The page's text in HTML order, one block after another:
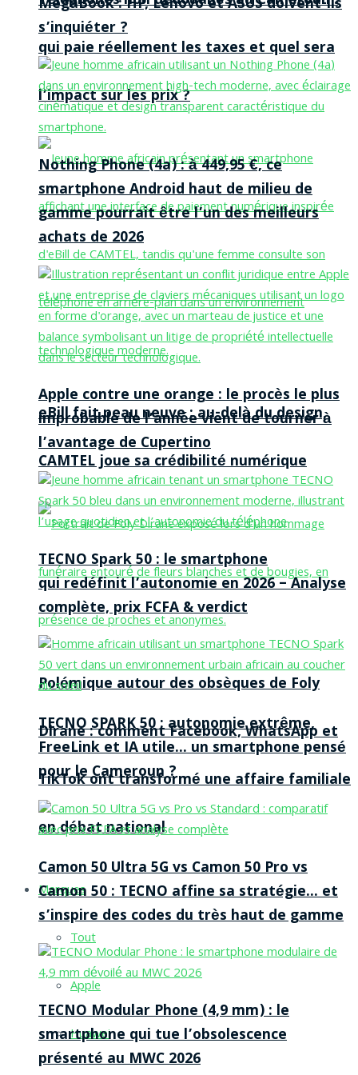
qui paie réellement les taxes et quel sera
l’impact sur les prix ?
eBill fait peau neuve : au-delà du design,
CAMTEL joue sa crédibilité numérique
Polémique autour des obsèques de Foly
Dirane : comment Facebook, WhatsApp et
TikTok ont transformé une affaire familiale
en débat national
Marques
Tout
Apple
Huawei
MegaBook : HP, Lenovo et ASUS doivent-ils
s’inquiéter ?
Nothing Phone (4a) : à 449,95 €, ce
smartphone Android haut de milieu de
gamme pourrait être l’un des meilleurs
achats de 2026
Apple contre une orange : le procès le plus
improbable de l’année vient de tourner à
l’avantage de Cupertino
TECNO Spark 50 : le smartphone
qui redéfinit l’autonomie en 2026 – Analyse
complète, prix FCFA & verdict
TECNO SPARK 50 : autonomie extrême,
FreeLink et IA utile… un smartphone pensé
pour le Cameroun ?
Camon 50 Ultra 5G vs Camon 50 Pro vs
Camon 50 : TECNO affine sa stratégie… et
s’inspire des codes du très haut de gamme
TECNO Modular Phone (4,9 mm) : le
smartphone qui tue l’obsolescence
présenté au MWC 2026